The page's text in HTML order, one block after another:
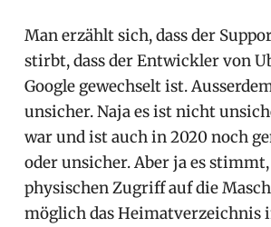
Man erzählt sich, dass der
stirbt, dass der Entwickler von
Google gewechselt ist.
unsicher. Naja es ist nicht
war und ist auch in 2020 noch
oder unsicher. Aber ja es
physischen Zugriff auf die
möglich das Heimatverzeichnis